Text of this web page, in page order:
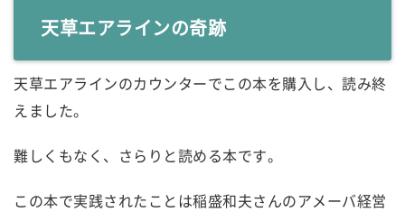
天草エアラインの奇跡
天草エアラインのカウンターでこの本を購入し、読み終
えました。
難しくもなく、さらりと読める本です。
この本で実践されたことは稲盛和夫さんのアメーバ経営